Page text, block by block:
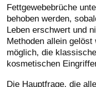
Fettgewebebrüche
behoben werden,
Leben erschwert und
Methoden allein
möglich, die
kosmetischen
Die Hauptfrage, die